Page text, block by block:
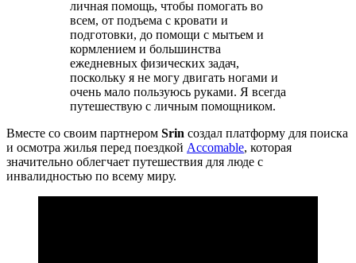
личная помощь, чтобы помогать во
всем, от подъема с кровати и
подготовки, до помощи с мытьем и
кормлением и большинства
ежедневных физических задач,
поскольку я не могу двигать ногами и
очень мало пользуюсь руками. Я всегда
путешествую с личным помощником.
Вместе со своим партнером Srin создал платформу для поиска
и осмотра жилья перед поездкой Accomable, которая
значительно облегчает путешествия для люде с
инвалидностью по всему миру.